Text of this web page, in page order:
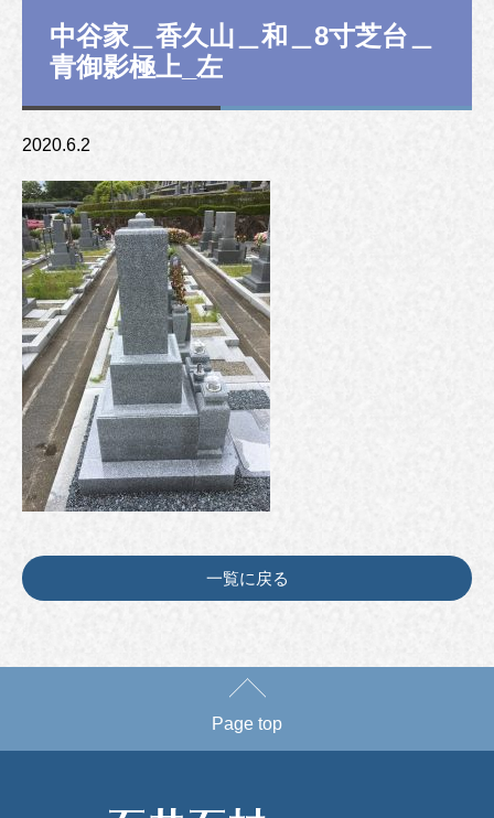
中谷家＿香久山＿和＿8寸芝台＿
青御影極上_左
2020.6.2
一覧に戻る
Page top